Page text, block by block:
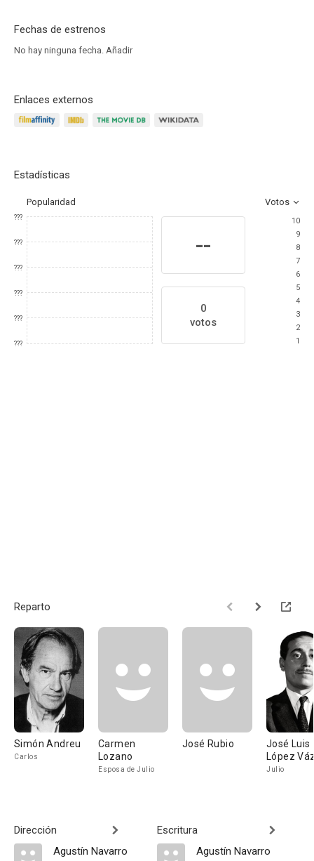
Fechas de estrenos
No hay ninguna fecha. Añadir
Enlaces externos
Estadísticas
Popularidad Votos
???
???
???
???
???
???
--
0
votos
10
9
8
7
6
5
4
3
2
1
Reparto
Simón Andreu
Carlos
Carmen
Lozano
Esposa de Julio
José Rubio
José Luis
López
Julio
Dirección
Agustín Navarro
Escritura
Agustín Navarro